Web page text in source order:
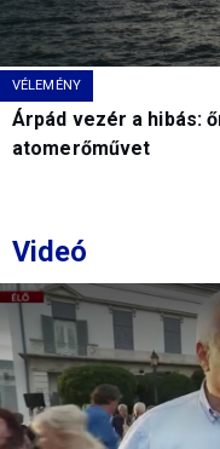
VÉLEMÉNY
Árpád vezér a hibás:
atomerőművet
Videó